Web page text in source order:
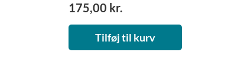
175,00 kr.
Tilføj til kurv